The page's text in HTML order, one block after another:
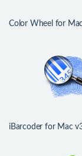
Color Wheel for
iBarcoder for Mac